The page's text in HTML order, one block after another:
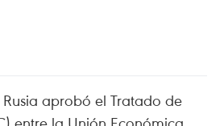
aprobó el Tratado de